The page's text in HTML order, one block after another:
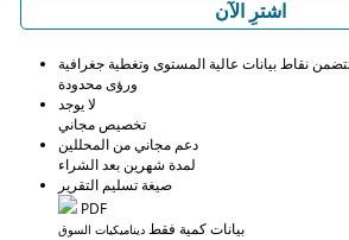
اشترِ الآن
نقاط بيانات عالية المستوى وتغطية جغرافية
ورؤى محدودة
لا يوجد
تخصيص مجاني
دعم مجاني من المحللين
لمدة شهرين بعد الشراء
صيغة تسليم التقرير
PDF
بيانات كمية فقط ديناميكيات السوق